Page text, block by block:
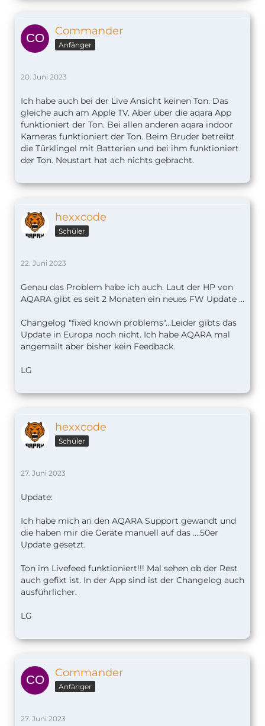
Commander
Anfänger
20. Juni 2023
Ich habe auch bei der Live Ansicht keinen Ton. Das
gleiche auch am Apple TV. Aber über die aqara App
funktioniert der Ton. Bei allen anderen aqara indoor
Kameras funktioniert der Ton. Beim Bruder betreibt
die Türklingel mit Batterien und bei ihm funktioniert
der Ton. Neustart hat ach nichts gebracht.
hexxcode
Schüler
22. Juni 2023
Genau das Problem habe ich auch. Laut der HP von
AQARA gibt es seit 2 Monaten ein neues FW Update ...
Changelog "fixed known problems"...Leider gibts das
Update in Europa noch nicht. Ich habe AQARA mal
angemailt aber bisher kein Feedback.
LG
hexxcode
Schüler
27. Juni 2023
Update:
Ich habe mich an den AQARA Support gewandt und
die haben mir die Geräte manuell auf das ....50er
Update gesetzt.
Ton im Livefeed funktioniert!!! Mal sehen ob der Rest
auch gefixt ist. In der App sind ist der Changelog auch
ausführlicher.
LG
Commander
Anfänger
27. Juni 2023